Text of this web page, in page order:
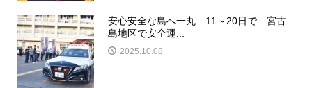
安心安全な島へ一丸 11～20日で 宮古
島地区で安全運...
2025.10.08